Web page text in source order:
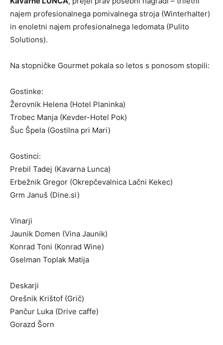
najem profesionalnega pomivalnega stroja (Winterhalter)
in enoletni najem profesionalnega ledomata (Pulito
Solutions).
Na stopničke Gourmet pokala so letos s ponosom stopili:
Gostinke:
Žerovnik Helena (Hotel Planinka)
Trobec Manja (Kevder-Hotel Pok)
Šuc Špela (Gostilna pri Mari)
Gostinci:
Prebil Tadej (Kavarna Lunca)
Erbežnik Gregor (Okrepčevalnica Lačni Kekec)
Grm Januš (Dine.si)
Vinarji
Jaunik Domen (Vina Jaunik)
Konrad Toni (Konrad Wine)
Gselman Toplak Matija
Deskarji
Orešnik Krištof (Grič)
Pančur Luka (Drive caffe)
Gorazd Šorn